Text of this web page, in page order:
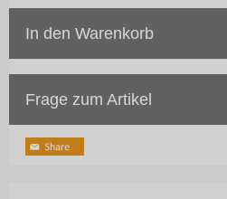
In den Warenkorb
Frage zum Artikel